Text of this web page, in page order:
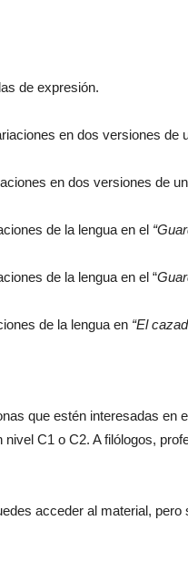
de expresión.
en dos versiones de
en dos versiones de
de la lengua en el
de la lengua en el “
de la lengua en “El
que estén interesadas en
C1 o C2. A filólogos,
acceder al material, pero